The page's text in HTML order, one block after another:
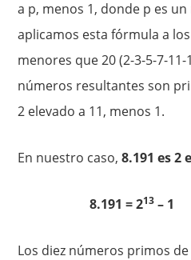
a p, menos 1, donde p es
aplicamos esta fórmula a
menores que 20 (2-3-5-7-
números resultantes son
2 elevado a 11, menos 1.
En nuestro caso,8.191 es 2
8.191 = 213 – 1
Los diez números primos